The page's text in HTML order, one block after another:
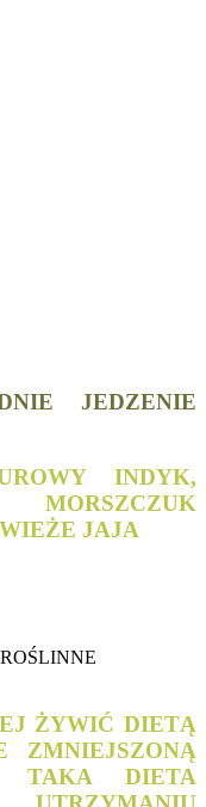
JEDZENIE
INDYK,
JAJA
ŻYWIĆ DIETĄ
TAKA DIETA